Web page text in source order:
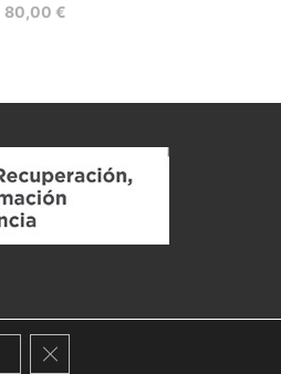
80,00 €
CERRAR EL BANNER DE